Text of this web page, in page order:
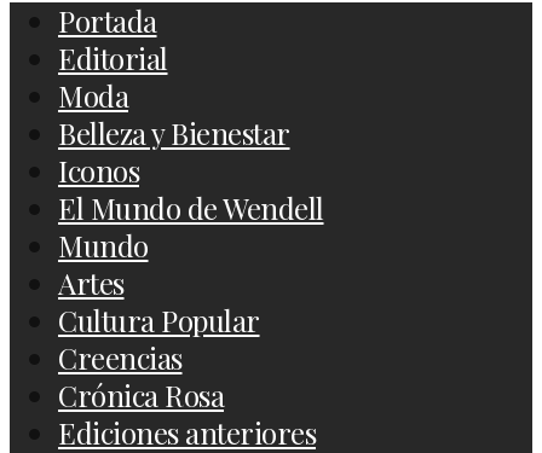
Portada
Editorial
Moda
Belleza y Bienestar
Iconos
El Mundo de Wendell
Mundo
Artes
Cultura Popular
Creencias
Crónica Rosa
Ediciones anteriores